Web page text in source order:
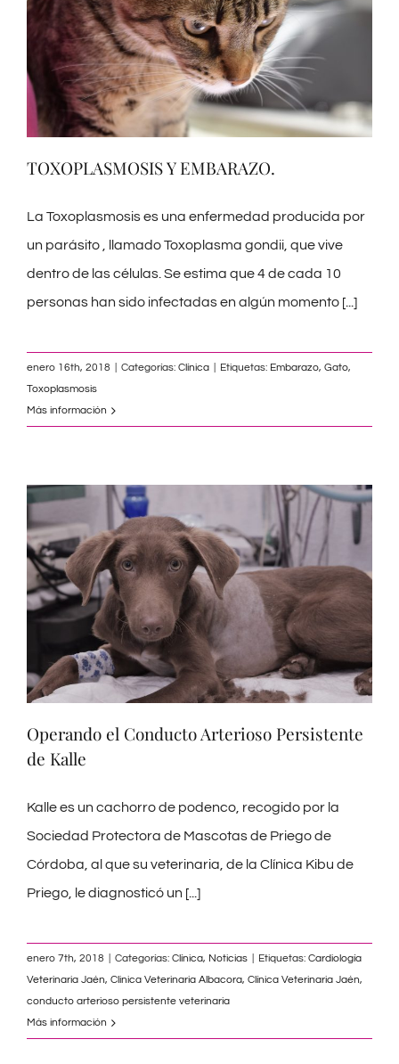
TOXOPLASMOSIS Y EMBARAZO.
La Toxoplasmosis es una enfermedad producida por
un parásito , llamado Toxoplasma gondii, que vive
dentro de las células. Se estima que 4 de cada 10
personas han sido infectadas en algún momento [...]
enero 16th, 2018 Categorías: Clínica Etiquetas: Embarazo, Gato,
Toxoplasmosis
Más información
Operando el Conducto Arterioso Persistente
de Kalle
Kalle es un cachorro de podenco, recogido por la
Sociedad Protectora de Mascotas de Priego de
Córdoba, al que su veterinaria, de la Clínica Kibu de
Priego, le diagnosticó un [...]
enero 7th, 2018 Categorías: Clínica, Noticias Etiquetas: Cardiología
Veterinaria Jaén, Clinica Veterinaria Albacora, Clínica Veterinaria Jaén,
conducto arterioso persistente veterinaria
Más información